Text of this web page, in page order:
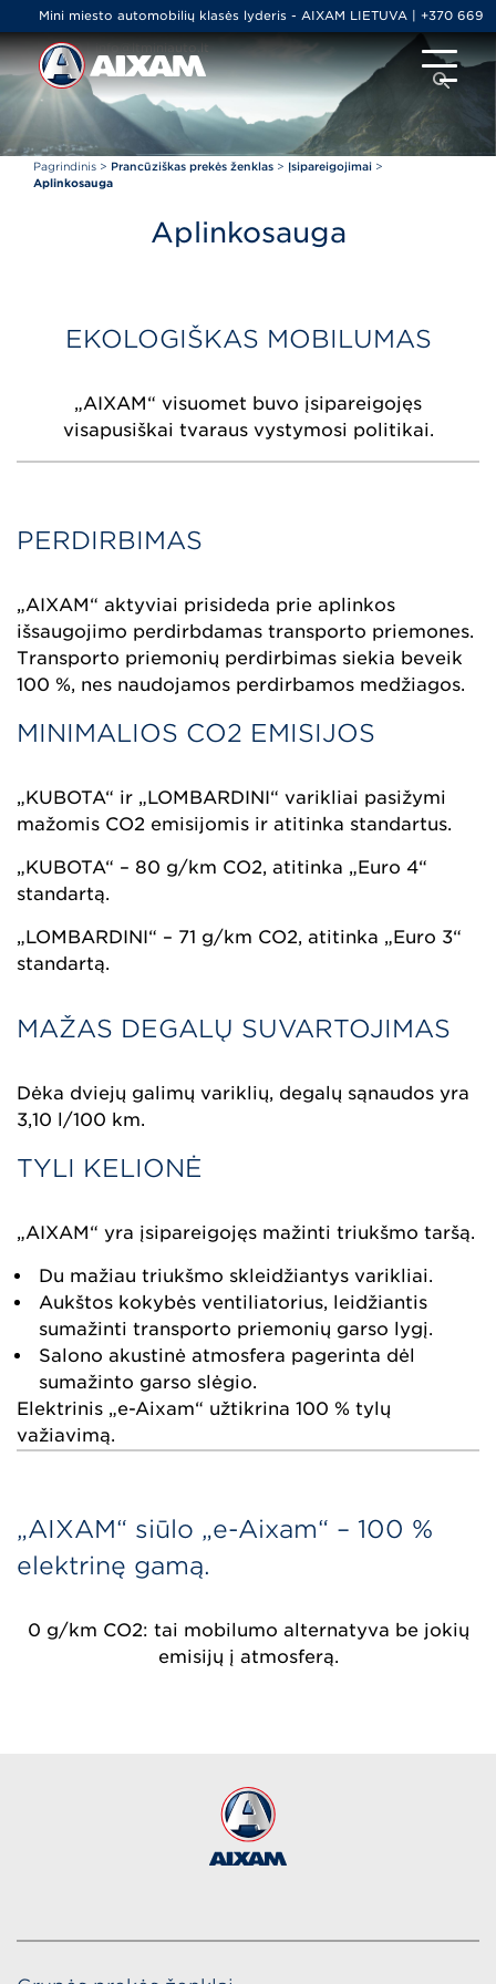
Mini miesto automobilių klasės lyderis - AIXAM LIETUVA | +370 669
79000 | info@ltminiauto.lt
Pagrindinis > Prancūziškas prekės ženklas > Įsipareigojimai >
Aplinkosauga
Aplinkosauga
EKOLOGIŠKAS MOBILUMAS
„AIXAM“ visuomet buvo įsipareigojęs
visapusiškai tvaraus vystymosi politikai.
PERDIRBIMAS
„AIXAM“ aktyviai prisideda prie aplinkos
išsaugojimo perdirbdamas transporto priemones.
Transporto priemonių perdirbimas siekia beveik
100 %, nes naudojamos perdirbamos medžiagos.
MINIMALIOS CO2 EMISIJOS
„KUBOTA“ ir „LOMBARDINI“ varikliai pasižymi
mažomis CO2 emisijomis ir atitinka standartus.
„KUBOTA“ – 80 g/km CO2, atitinka „Euro 4“
standartą.
„LOMBARDINI“ – 71 g/km CO2, atitinka „Euro 3“
standartą.
MAŽAS DEGALŲ SUVARTOJIMAS
Dėka dviejų galimų variklių, degalų sąnaudos yra
3,10 l/100 km.
TYLI KELIONĖ
„AIXAM“ yra įsipareigojęs mažinti triukšmo taršą.
Du mažiau triukšmo skleidžiantys varikliai.
Aukštos kokybės ventiliatorius, leidžiantis
sumažinti transporto priemonių garso lygį.
Salono akustinė atmosfera pagerinta dėl
sumažinto garso slėgio.
Elektrinis „e-Aixam“ užtikrina 100 % tylų
važiavimą.
„AIXAM“ siūlo „e-Aixam“ – 100 %
elektrinę gamą.
0 g/km CO2: tai mobilumo alternatyva be jokių
emisijų į atmosferą.